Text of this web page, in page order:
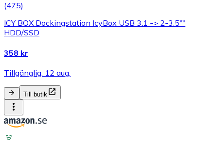
(475)
ICY BOX Dockingstation IcyBox USB 3.1 -> 2-3.5""
HDD/SSD
358 kr
Tillgänglig: 12 aug.
Till butik